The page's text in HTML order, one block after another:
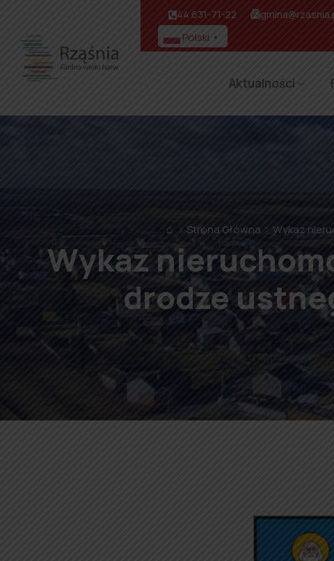
44 631-71-22
Polski ▼
Aktualności
⌂ Strona Główna Wykaz
Wykaz
drodze